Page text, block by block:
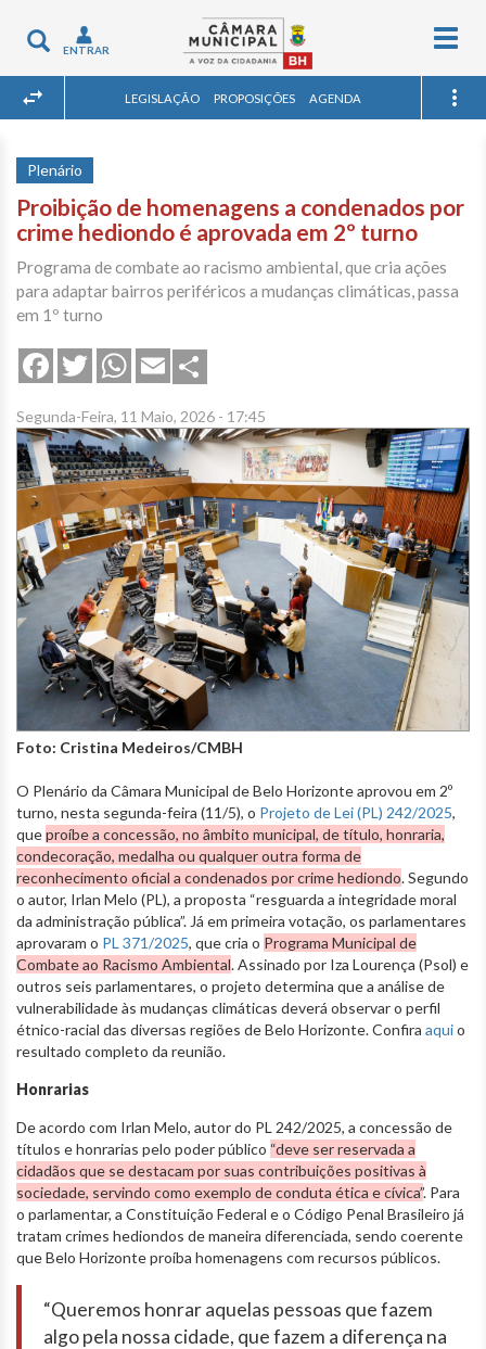
Toggle
navigation
ENTRAR
LEGISLAÇÃO PROPOSIÇÕES AGENDA
Plenário
Proibição de homenagens a condenados por
crime hediondo é aprovada em 2º turno
Programa de combate ao racismo ambiental, que cria ações
para adaptar bairros periféricos a mudanças climáticas, passa
em 1º turno
FacebookTwitterWhatsApp
Email
Segunda-Feira, 11 Maio, 2026 - 17:45
Foto: Cristina Medeiros/CMBH
O Plenário da Câmara Municipal de Belo Horizonte aprovou em 2º
turno, nesta segunda-feira (11/5), o Projeto de Lei (PL) 242/2025,
queproíbe a concessão, no âmbito municipal, de título, honraria,
condecoração, medalha ou qualquer outra forma de
reconhecimento oficial a condenados por crime hediondo. Segundo
o autor, Irlan Melo (PL), a proposta “resguarda a integridade moral
da administração pública”. Já em primeira votação, os parlamentares
aprovaram o PL 371/2025, que cria o Programa Municipal de
Combate ao Racismo Ambiental. Assinado por Iza Lourença (Psol) e
outros seis parlamentares, o projeto determina que a análise de
vulnerabilidade às mudanças climáticas deverá observar o perfil
étnico-racial das diversas regiões de Belo Horizonte. Confira aquio
resultado completo da reunião.
Honrarias
De acordo com Irlan Melo, autor do PL 242/2025, a concessão de
títulos e honrarias pelo poder público “deve ser reservada a
cidadãos que se destacam por suas contribuições positivas à
sociedade, servindo como exemplo de conduta ética e cívica”. Para
o parlamentar, a Constituição Federal e o Código Penal Brasileiro já
tratam crimes hediondos de maneira diferenciada, sendo coerente
que Belo Horizonte proíba homenagens com recursos públicos.
“Queremos honrar aquelas pessoas que fazem
algo pela nossa cidade, que fazem a diferença na